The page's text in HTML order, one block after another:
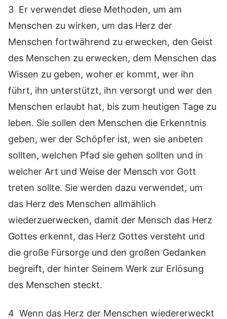
3 Er verwendet diese Methoden, um am
Menschen zu wirken, um das Herz der
Menschen fortwährend zu erwecken, den Geist
des Menschen zu erwecken, dem Menschen das
Wissen zu geben, woher er kommt, wer ihn
führt, ihn unterstützt, ihn versorgt und wer den
Menschen erlaubt hat, bis zum heutigen Tage zu
leben. Sie sollen den Menschen die Erkenntnis
geben, wer der Schöpfer ist, wen sie anbeten
sollten, welchen Pfad sie gehen sollten und in
welcher Art und Weise der Mensch vor Gott
treten sollte. Sie werden dazu verwendet, um
das Herz des Menschen allmählich
wiederzuerwecken, damit der Mensch das Herz
Gottes erkennt, das Herz Gottes versteht und
die große Fürsorge und den großen Gedanken
begreift, der hinter Seinem Werk zur Erlösung
des Menschen steckt.
4 Wenn das Herz der Menschen wiedererweckt